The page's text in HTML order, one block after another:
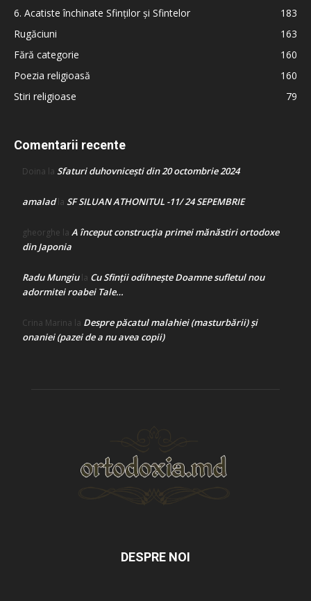
6. Acatiste închinate Sfinților și Sfintelor
183
Rugăciuni
163
Fără categorie
160
Poezia religioasă
160
Stiri religioase
79
Comentarii recente
Doina la Sfaturi duhovnicești din 20 octombrie 2024
amaladla SF SILUAN ATHONITUL -11/ 24 SEPEMBRIE
gheorghe la A început construcţia primei mănăstiri ortodoxe
din Japonia
Radu Mungiula Cu Sfinții odihnește Doamne sufletul nou
adormitei roabei Tale…
Crina Marina la Despre păcatul malahiei (masturbării) şi
onaniei (pazei de a nu avea copii)
DESPRE NOI